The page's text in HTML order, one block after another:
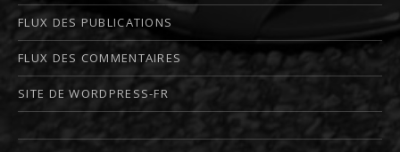
FLUX DES PUBLICATIONS
FLUX DES COMMENTAIRES
SITE DE WORDPRESS-FR